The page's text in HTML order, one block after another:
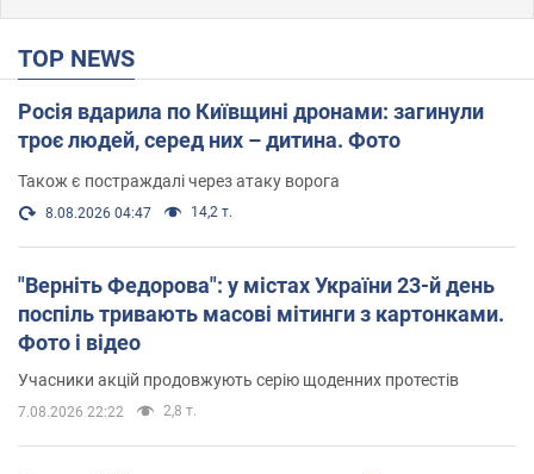
TOP NEWS
Росія вдарила по Київщині дронами: загинули
троє людей, серед них – дитина. Фото
Також є постраждалі через атаку ворога
8.08.2026 04:47 14,2 т.
"Верніть Федорова": у містах України 23-й день
поспіль тривають масові мітинги з картонками.
Фото і відео
Учасники акцій продовжують серію щоденних протестів
7.08.2026 22:22 2,8 т.